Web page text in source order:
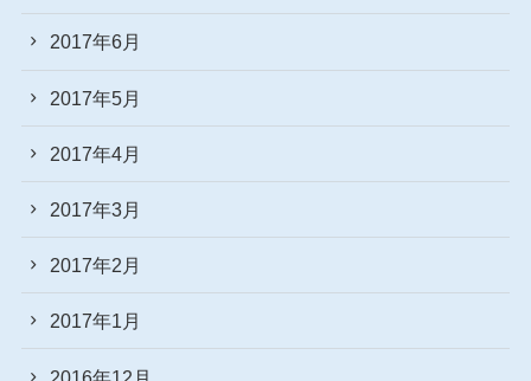
2017年6月
2017年5月
2017年4月
2017年3月
2017年2月
2017年1月